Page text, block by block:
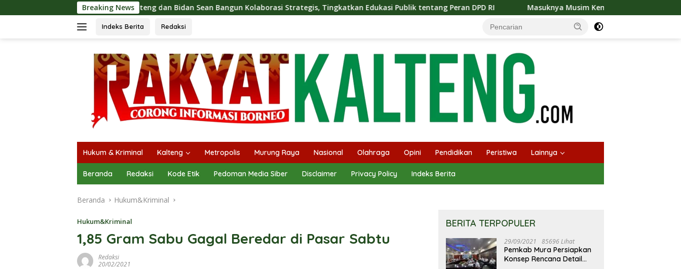
ke
Breaking News
SMSI Kalteng dan Bidan Sean Bangun Kolaborasi Strategis, Tingkatkan Edukasi Publik tentang Peran DPD RI Masuknya Musim Kemarau PT Pada Idi Langsungkan Sosialisasi
Indeks Berita Redaksi
Hukum & Kriminal Kalteng Metropolis Murung Raya Nasional Olahraga Opini Pendidikan Peristiwa Lainnya
Beranda Redaksi Kode Etik Pedoman Media Siber Disclaimer Privacy Policy Indeks Berita
Beranda Hukum&Kriminal
Hukum&Kriminal
1,85 Gram Sabu Gagal Beredar di Pasar Sabtu
Redaksi
20/02/2021
BERITA TERPOPULER
29/09/2021 85696 Lihat
Pemkab Mura Persiapkan
Konsep Rencana Detail